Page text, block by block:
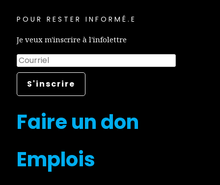
POUR RESTER INFORMÉ.E
Je veux m'inscrire à l'infolettre
Faire un don
Emplois